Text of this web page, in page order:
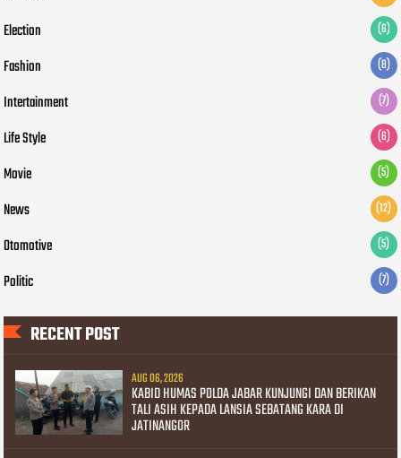
Election (6)
Fashion (8)
Intertainment (7)
Life Style (6)
Movie (5)
News (12)
Otomotive (5)
Politic (7)
RECENT POST
AUG 06, 2026
KABID HUMAS POLDA JABAR KUNJUNGI DAN BERIKAN
TALI ASIH KEPADA LANSIA SEBATANG KARA DI
JATINANGOR